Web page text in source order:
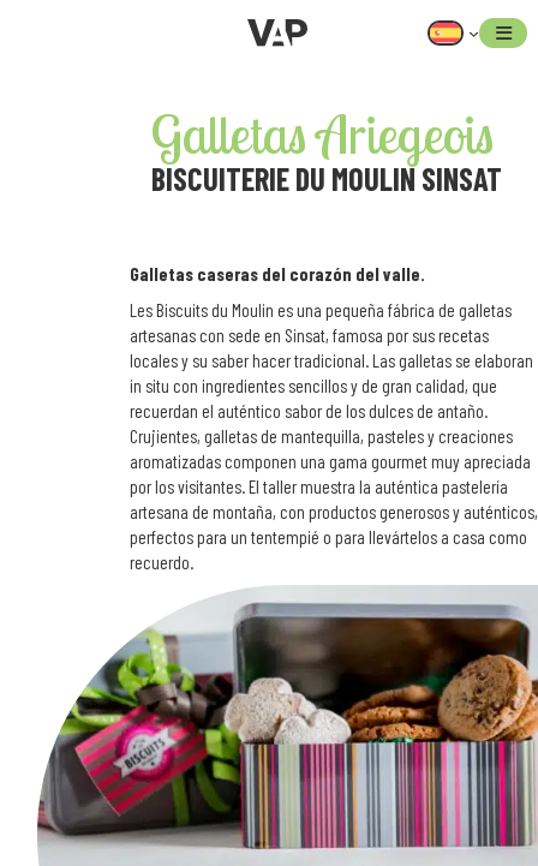
Galletas Ariegeois
BISCUITERIE DU MOULIN SINSAT
Galletas caseras del corazón del valle.
Les Biscuits du Moulin es una pequeña fábrica de galletas
artesanas con sede en Sinsat, famosa por sus recetas
locales y su saber hacer tradicional. Las galletas se elaboran
in situ con ingredientes sencillos y de gran calidad, que
recuerdan el auténtico sabor de los dulces de antaño.
Crujientes, galletas de mantequilla, pasteles y creaciones
aromatizadas componen una gama gourmet muy apreciada
por los visitantes. El taller muestra la auténtica pastelería
artesana de montaña, con productos generosos y auténticos,
perfectos para un tentempié o para llevártelos a casa como
recuerdo.